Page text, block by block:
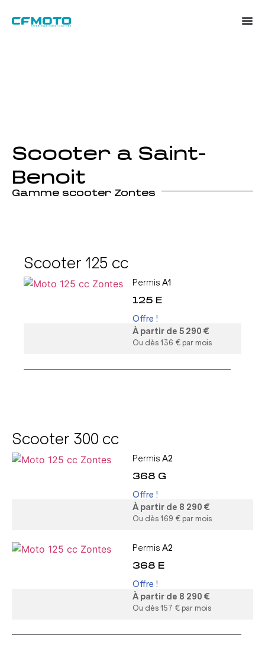
Scooter a Saint-
Benoit
Gamme scooter Zontes
Scooter 125 cc
Permis A1
125 E
Offre !
À partir de 5 290 €
Ou dès 136 € par mois
Scooter 300 cc
Permis A2
368 G
Offre !
À partir de 8 290 €
Ou dès 169 € par mois
Permis A2
368 E
Offre !
À partir de 8 290 €
Ou dès 157 € par mois